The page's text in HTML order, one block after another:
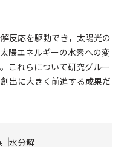
反応を駆動でき，太陽光の
陽エネルギーの水素への変
これらについて研究グルー
出に大きく前進する成果だ
水分解